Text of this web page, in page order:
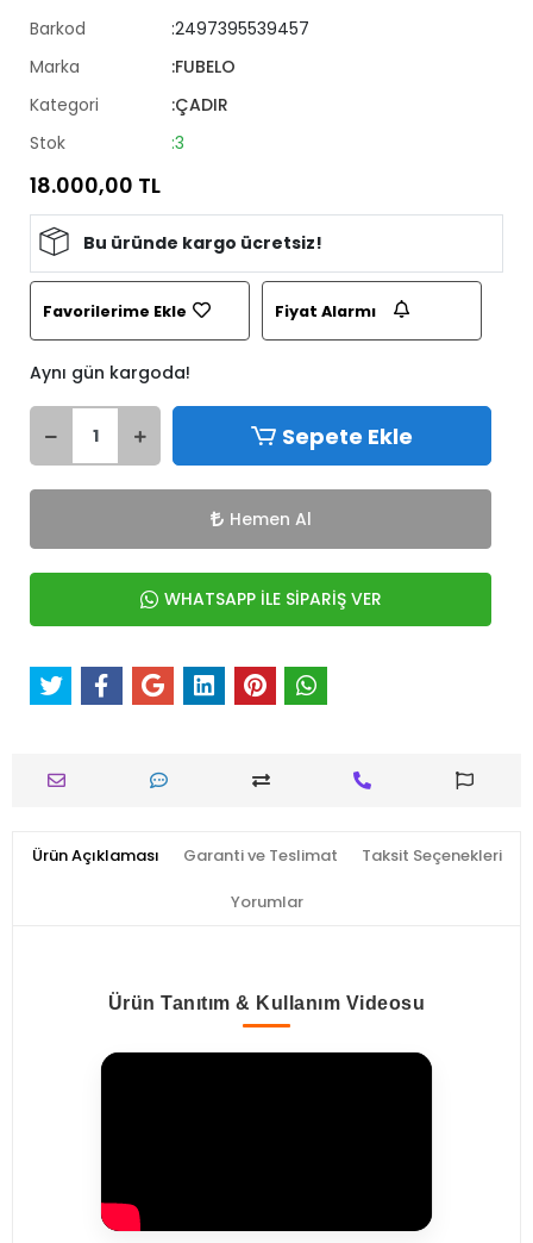
Barkod
:2497395539457
Marka
:FUBELO
Kategori
:ÇADIR
Stok
:3
18.000,00 TL
Bu üründe kargo ücretsiz!
Favorilerime Ekle Fiyat Alarmı
Aynı gün kargoda!
Sepete Ekle
Hemen Al
WHATSAPP İLE SİPARİŞ VER
Ürün Açıklaması Garanti ve Teslimat Taksit Seçenekleri
Yorumlar
Ürün Tanıtım & Kullanım Videosu